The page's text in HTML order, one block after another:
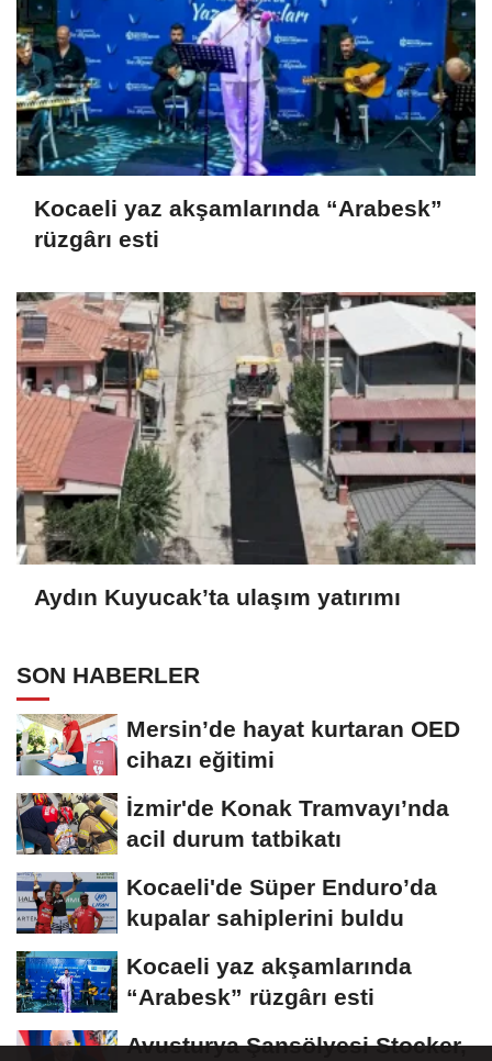
Kocaeli yaz akşamlarında “Arabesk”
rüzgârı esti
Aydın Kuyucak’ta ulaşım yatırımı
SON HABERLER
Mersin’de hayat kurtaran OED
cihazı eğitimi
İzmir'de Konak Tramvayı’nda
acil durum tatbikatı
Kocaeli'de Süper Enduro’da
kupalar sahiplerini buldu
Kocaeli yaz akşamlarında
“Arabesk” rüzgârı esti
Avusturya Şansölyesi Stocker,